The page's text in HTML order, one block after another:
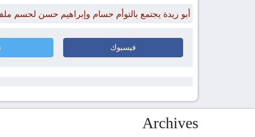
أبو ريدة يجتمع بالتوأم حسام وإبراهيم حسن لحسم
فيسبوك
Archives